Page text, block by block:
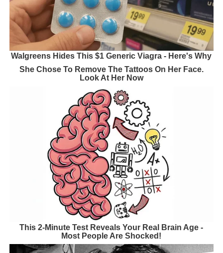
Walgreens Hides This $1 Generic Viagra - Here's Why
She Chose To Remove The Tattoos On Her Face.
Look At Her Now
This 2-Minute Test Reveals Your Real Brain Age -
Most People Are Shocked!